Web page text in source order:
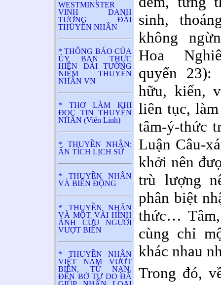
WESTMINSTER
VINH DANH
TƯỢNG ĐÀI
THUYỀN NHÂN
* THÔNG BÁO CỦA
ỦY BAN THỰC
HIỆN ĐÀI TƯỞNG
NIỆM THUYỀN
NHÂN VN
* THƠ LÀM KHI
ĐỌC TIN THUYỀN
NHÂN (Viên Linh)
* THUYỀN NHÂN:
ẤN TÍCH LỊCH SỬ
* THUYỀN NHÂN
VÀ BIỂN ĐỘNG
* THUYỀN NHÂN
VÀ MỘT VÀI HÌNH
ẢNH CỨU NGƯỜI
VƯỢT BIỂN
* THUYỀN NHÂN
VIỆT NAM VƯỢT
BIÊN, TỬ NẠN,
ĐẾN BỜ TỰ DO ĐÃ
sinh,
không
Hoa
quyển 23):
hữu, kiến,
liên tục,
tâm-ý-thức
Luận Câu-xá
khởi nên
trù lượng
phân biệt
thức…
cùng chỉ
khác nhau
Trong đó,